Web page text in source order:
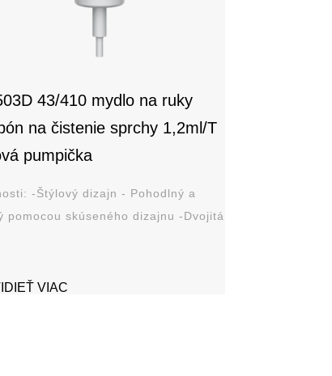
43/410 mydlo na ruky
na čistenie sprchy 1,2ml/T
pumpička
- Pohodlný a
skúseného dizajnu -Dvojitá
VIAC